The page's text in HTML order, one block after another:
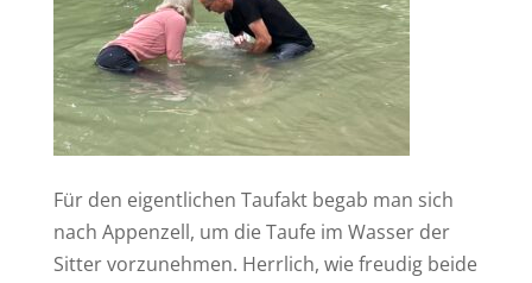
Für den eigentlichen Taufakt begab man sich
nach Appenzell, um die Taufe im Wasser der
Sitter vorzunehmen. Herrlich, wie freudig beide